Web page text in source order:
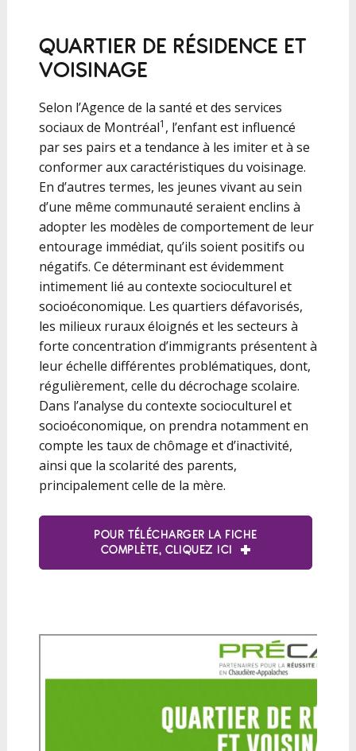
QUARTIER DE RÉSIDENCE ET
VOISINAGE
Selon l’Agence de la santé et des services
sociaux de Montréal1 , l’enfant est influencé
par ses pairs et a tendance à les imiter et à se
conformer aux caractéristiques du voisinage.
En d’autres termes, les jeunes vivant au sein
d’une même communauté seraient enclins à
adopter les modèles de comportement de leur
entourage immédiat, qu’ils soient positifs ou
négatifs. Ce déterminant est évidemment
intimement lié au contexte socioculturel et
socioéconomique. Les quartiers défavorisés,
les milieux ruraux éloignés et les secteurs à
forte concentration d’immigrants présentent à
leur échelle différentes problématiques, dont,
régulièrement, celle du décrochage scolaire.
Dans l’analyse du contexte socioculturel et
socioéconomique, on prendra notamment en
compte les taux de chômage et d’inactivité,
ainsi que la scolarité des parents,
principalement celle de la mère.
POUR TÉLÉCHARGER LA FICHE
COMPLÈTE, CLIQUEZ ICI